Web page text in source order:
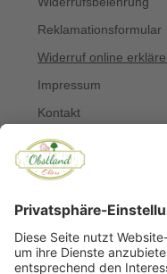
Reklamationsformular
Widerruf online
Impressum
Kontakt
Über uns
Allergiker
© Copyright 2022